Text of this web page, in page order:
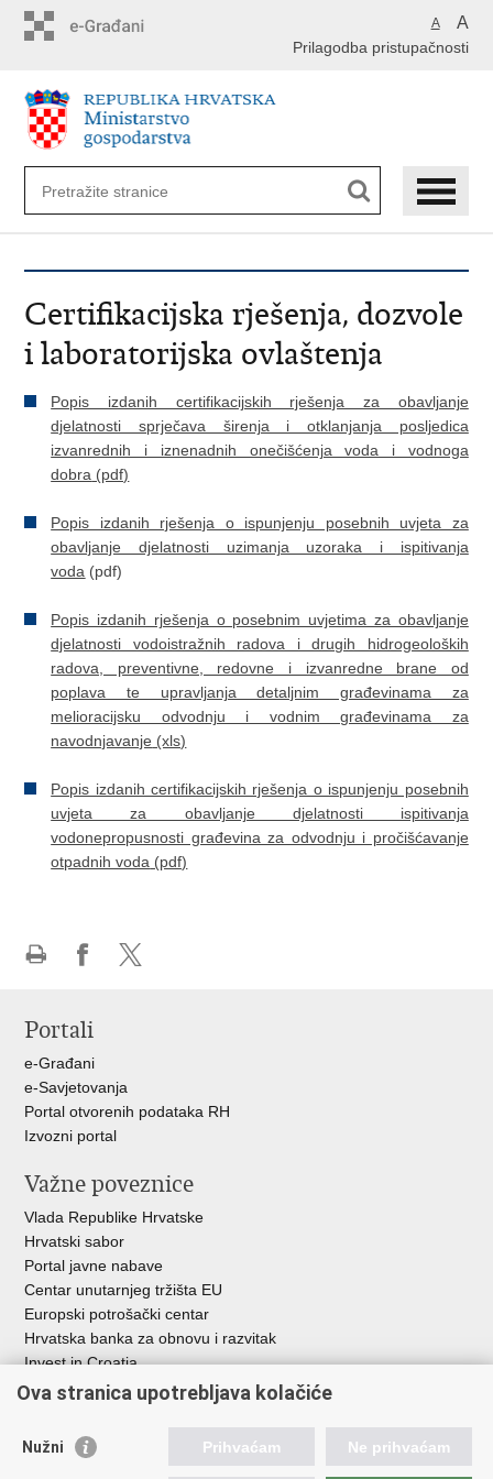
A A
Prilagodba pristupačnosti
Certifikacijska rješenja, dozvole
i laboratorijska ovlaštenja
Popis izdanih certifikacijskih rješenja za obavljanje
djelatnosti sprječava širenja i otklanjanja posljedica
izvanrednih i iznenadnih onečišćenja voda i vodnoga
dobra (pdf)
Popis izdanih rješenja o ispunjenju posebnih uvjeta za
obavljanje djelatnosti uzimanja uzoraka i ispitivanja
voda (pdf)
Popis izdanih rješenja o posebnim uvjetima za obavljanje
djelatnosti vodoistražnih radova i drugih hidrogeoloških
radova, preventivne, redovne i izvanredne brane od
poplava te upravljanja detaljnim građevinama za
melioracijsku odvodnju i vodnim građevinama za
navodnjavanje (xls)
Popis izdanih certifikacijskih rješenja o ispunjenju posebnih
uvjeta za obavljanje djelatnosti ispitivanja
vodonepropusnosti građevina za odvodnju i pročišćavanje
otpadnih voda (pdf)
Facebooku
Portali
e-Građani
e-Savjetovanja
Portal otvorenih podataka RH
Izvozni portal
Važne poveznice
Vlada Republike Hrvatske
Hrvatski sabor
Portal javne nabave
Centar unutarnjeg tržišta EU
Europski potrošački centar
Hrvatska banka za obnovu i razvitak
Invest in Croatia
Europska banka za obnovu i razvoj
Središnja agencija za financiranje i ugovaranje
Ova stranica upotrebljava kolačiće
Nužni Prihvaćam Ne prihvaćam